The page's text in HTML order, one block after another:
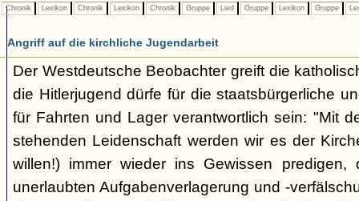
Chronik Lexikon Chronik Lexikon Chronik Gruppe Lied Gruppe Lexikon Gruppe
Angriff auf die kirchliche Jugendarbeit
Der Westdeutsche Beobachter greift die
die Hitlerjugend dürfe für die staatsbürgerliche
für Fahrten und Lager verantwortlich sein: "Mit
stehenden Leidenschaft werden wir es der
willen!) immer wieder ins Gewissen
unerlaubten Aufgabenverlagerung und -